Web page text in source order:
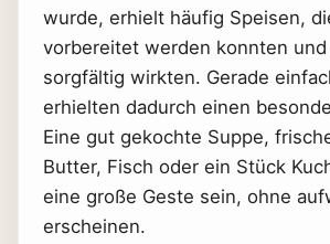
wurde, erhielt häufig Speisen,
vorbereitet werden konnten
sorgfältig wirkten. Gerade
erhielten dadurch einen
Eine gut gekochte Suppe,
Butter, Fisch oder ein Stück
eine große Geste sein, ohne
erscheinen.